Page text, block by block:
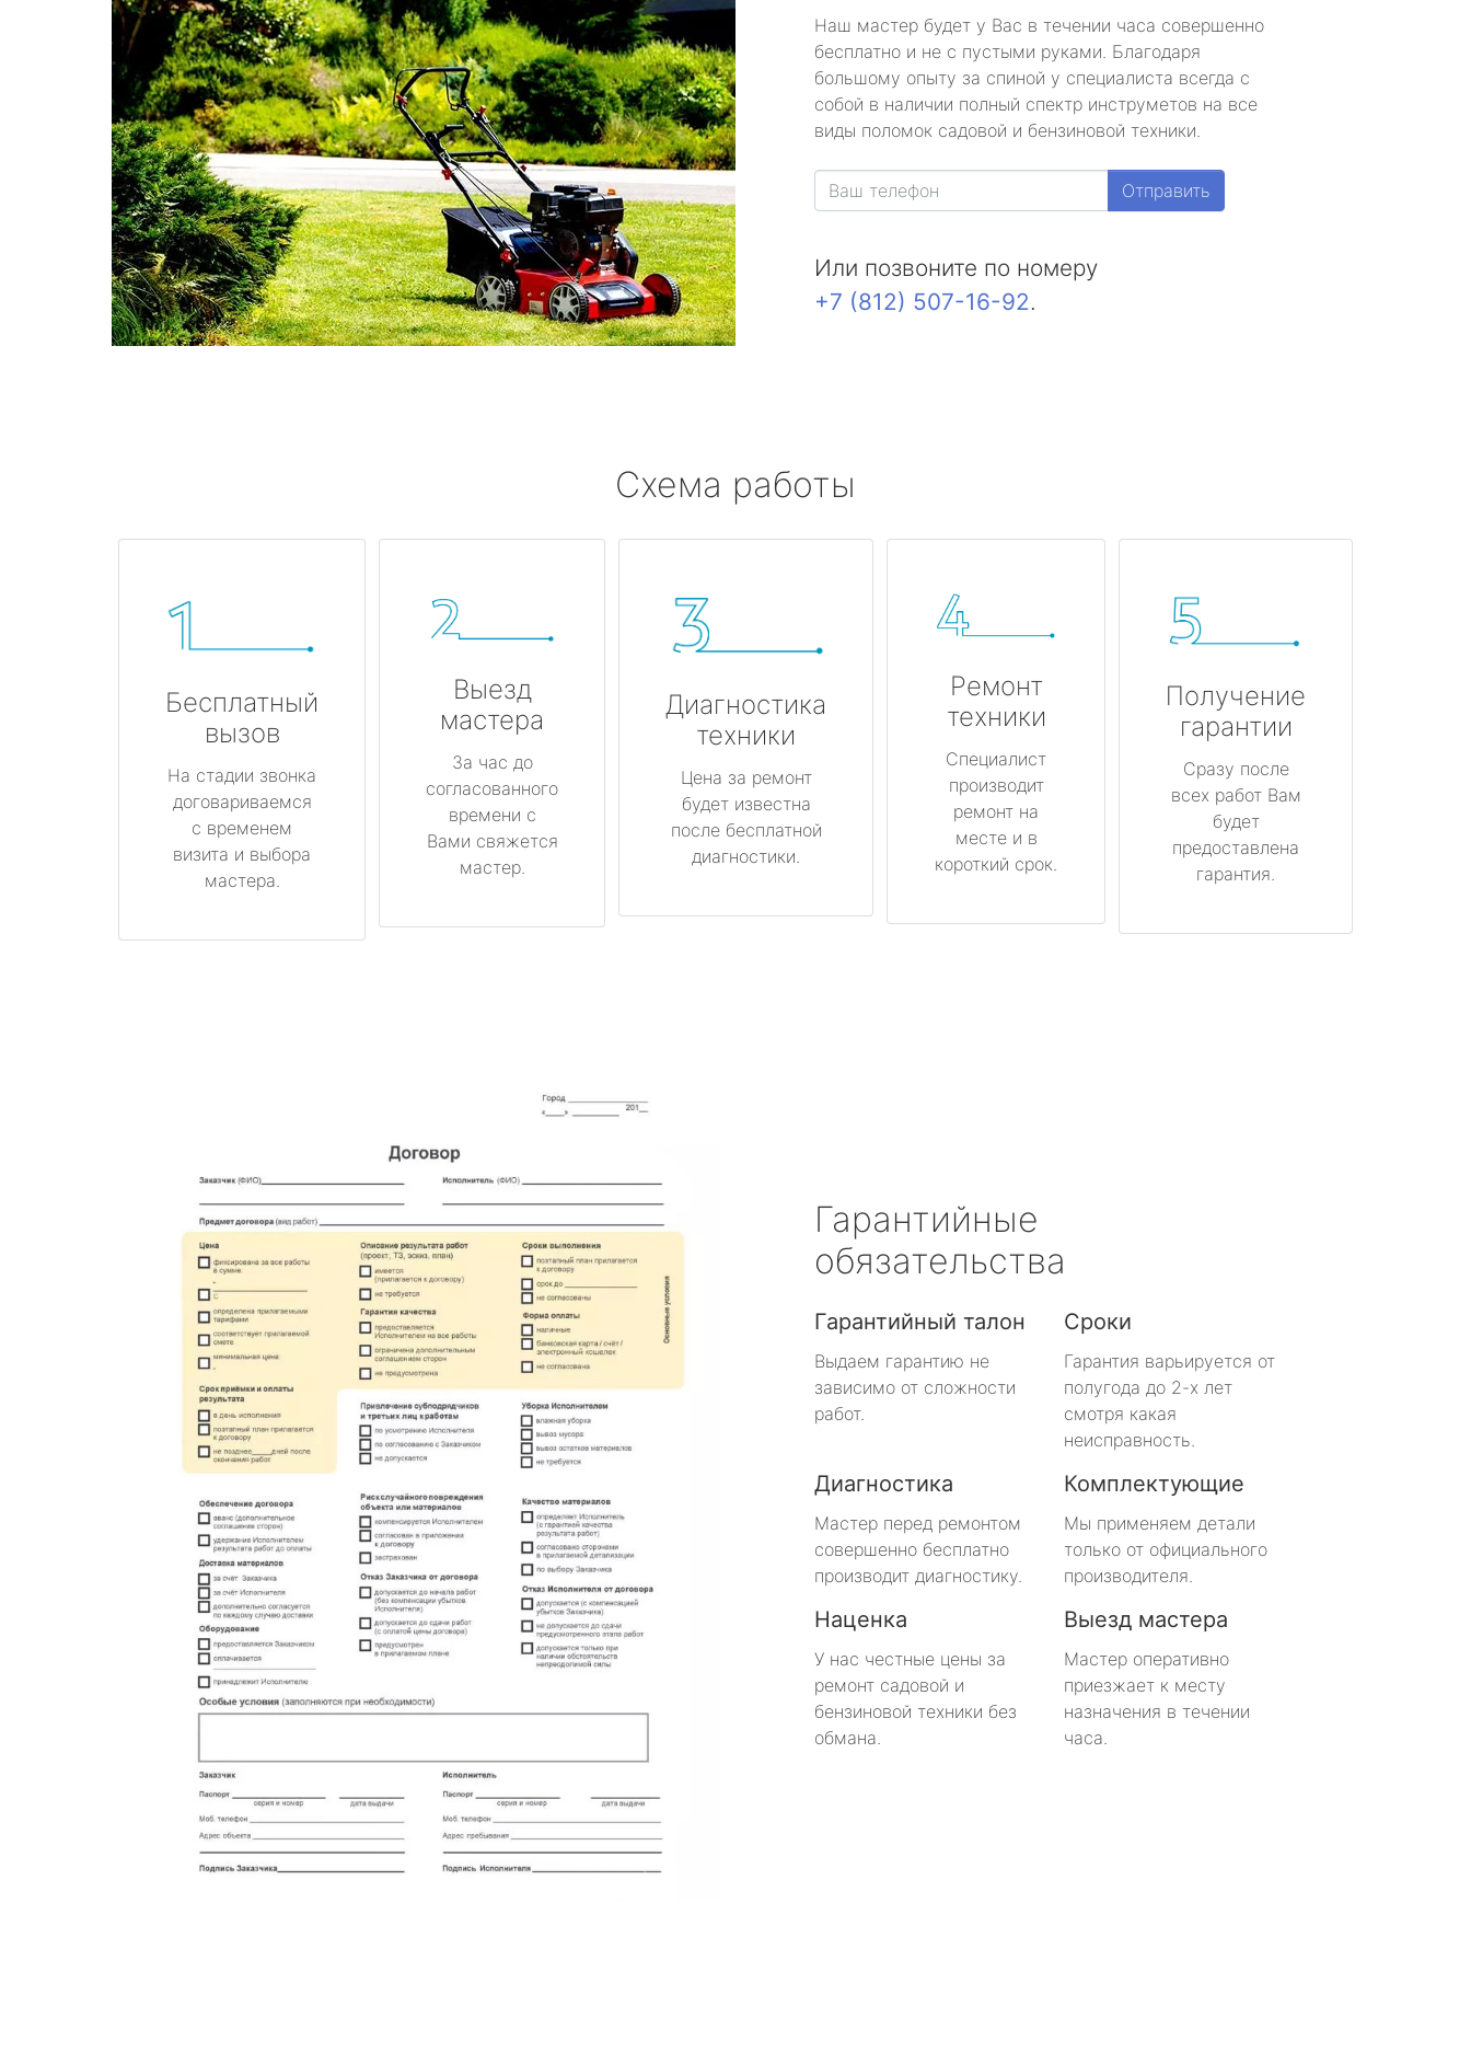
Наш мастер будет у Вас в течении часа совершенно
бесплатно и не с пустыми руками. Благодаря
большому опыту за спиной у специалиста всегда с
собой в наличии полный спектр инструметов на все
виды поломок садовой и бензиновой техники.
Отправить
Или позвоните по номеру
+7 (812) 507-16-92.
Схема работы
Бесплатный
вызов
На стадии звонка
договариваемся
с временем
визита и выбора
мастера.
Выезд
мастера
За час до
согласованного
времени с
Вами свяжется
мастер.
Диагностика
техники
Цена за ремонт
будет известна
после бесплатной
диагностики.
Ремонт
техники
Специалист
производит
ремонт на
месте и в
короткий срок.
Получение
гарантии
Сразу после
всех работ Вам
будет
предоставлена
гарантия.
Гарантийные
обязательства
Гарантийный талон
Выдаем гарантию не
зависимо от сложности
работ.
Сроки
Гарантия варьируется от
полугода до 2-х лет
смотря какая
неисправность.
Диагностика
Мастер перед ремонтом
совершенно бесплатно
производит диагностику.
Комплектующие
Мы применяем детали
только от официального
производителя.
Наценка
У нас честные цены за
ремонт садовой и
бензиновой техники без
обмана.
Выезд мастера
Мастер оперативно
приезжает к месту
назначения в течении
часа.